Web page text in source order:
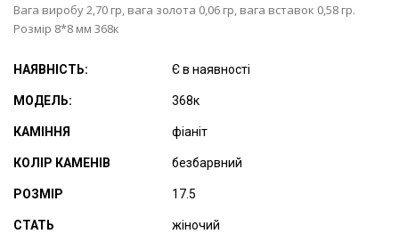
Вага виробу 2,70 гр, вага золота 0,06 гр, вага вставок 0,58 гр.
Розмір 8*8 мм 368к
НАЯВНІСТЬ: Є в наявності
МОДЕЛЬ: 368к
КАМІННЯ фіаніт
КОЛІР КАМЕНІВ безбарвний
РОЗМІР 17.5
СТАТЬ жіночий